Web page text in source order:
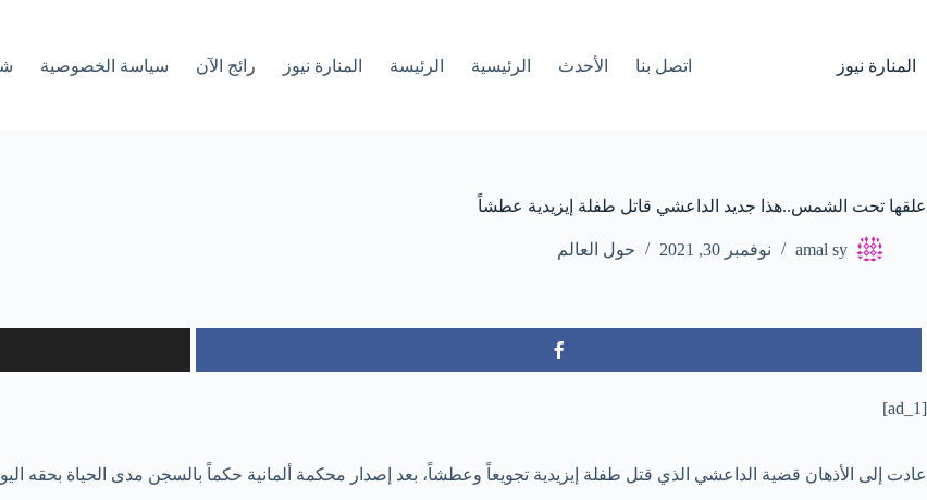
المنارة نيوز اتصل بنا الأحدث الرئيسية الرئیسة المنارة نيوز رائج الآن سياسة الخصوصية
علقها تحت الشمس..هذا جديد الداعشي قاتل طفلة إيزيدية عطشاً
amal sy نوفمبر 30, 2021 حول العالم
[ad_1]
عادت إلى الأذهان قضية الداعشي الذي قتل طفلة إيزيدية تجويعاً وعطشاً، بعد إصدار محكمة ألمانية حكماً بالسجن مدى الحياة بحقه اليوم